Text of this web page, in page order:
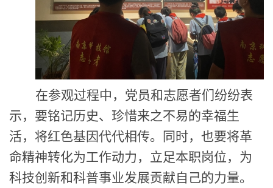
在参观过程中， 党员和志愿者们纷纷表
示，要铭记历史、珍惜来之不易的幸福生
活，将红色基因代代相传。同时，也要将革
命精神转化为工作动力，立足本职岗位，为
科技创新和科普事业发展贡献自己的力量。